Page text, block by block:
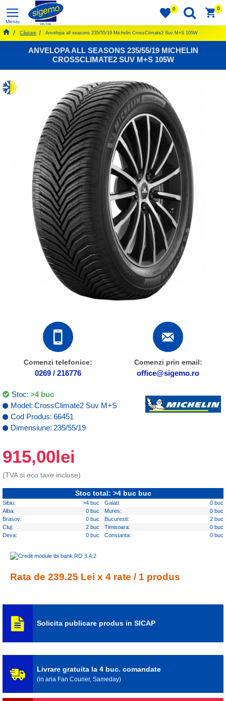
0 0
Căutare Anvelopa all seasons 235/55/19 Michelin CrossClimate2 Suv M+S 105W
ANVELOPA ALL SEASONS 235/55/19 MICHELIN
CROSSCLIMATE2 SUV M+S 105W
Comenzi telefonice:
0269 / 216776
Comenzi prin email:
office@sigemo.ro
915,00lei
(TVA si eco taxe incluse)
Stoc: >4 buc
Model: CrossClimate2 Suv M+S
Cod Produs: 66451
Dimensiune: 235/55/19
Stoc total: >4 buc buc
Sibiu: >4 buc Galati:
0 buc
Alba:
0 buc Mures:
0 buc
Brasov:
0 buc Bucuresti:
2 buc
Cluj:
2 buc Timisoara:
0 buc
Deva:
0 buc Constanta: 0 buc
Rata de 239.25 Lei x 4 rate / 1 produs
Solicita publicare produs in SICAP
Livrare gratuita la 4 buc. comandate
(in aria Fan Courier, Sameday)